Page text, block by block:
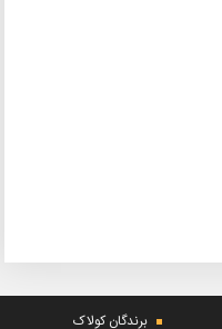
برندگان کولاک